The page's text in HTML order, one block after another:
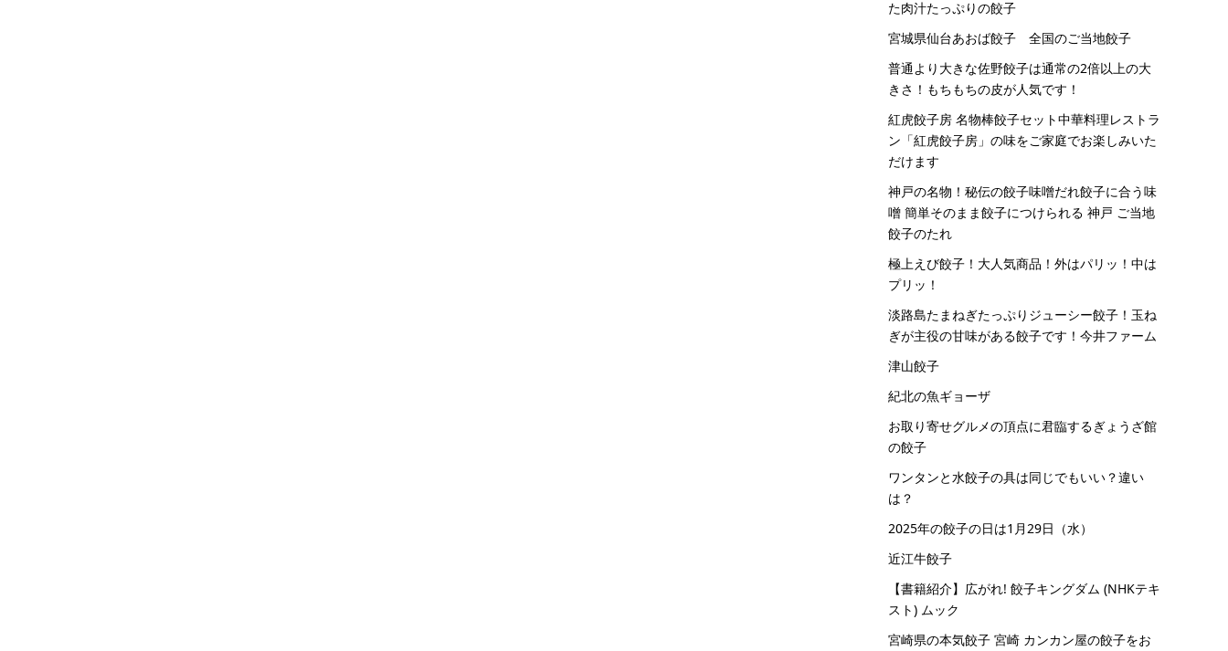
た肉汁たっぷりの餃子
宮城県仙台あおば餃子 全国のご当地餃子
普通より大きな佐野餃子は通常の2倍以上の大
きさ！もちもちの皮が人気です！
紅虎餃子房 名物棒餃子セット中華料理レストラ
ン「紅虎餃子房」の味をご家庭でお楽しみいた
だけます
神戸の名物！秘伝の餃子味噌だれ餃子に合う味
噌 簡単そのまま餃子につけられる 神戸 ご当地
餃子のたれ
極上えび餃子！大人気商品！外はパリッ！中は
プリッ！
淡路島たまねぎたっぷりジューシー餃子！玉ね
ぎが主役の甘味がある餃子です！今井ファーム
津山餃子
紀北の魚ギョーザ
お取り寄せグルメの頂点に君臨するぎょうざ館
の餃子
ワンタンと水餃子の具は同じでもいい？違い
は？
2025年の餃子の日は1月29日（水）
近江牛餃子
【書籍紹介】広がれ! 餃子キングダム (NHKテキ
スト) ムック
宮崎県の本気餃子 宮崎 カンカン屋の餃子をお